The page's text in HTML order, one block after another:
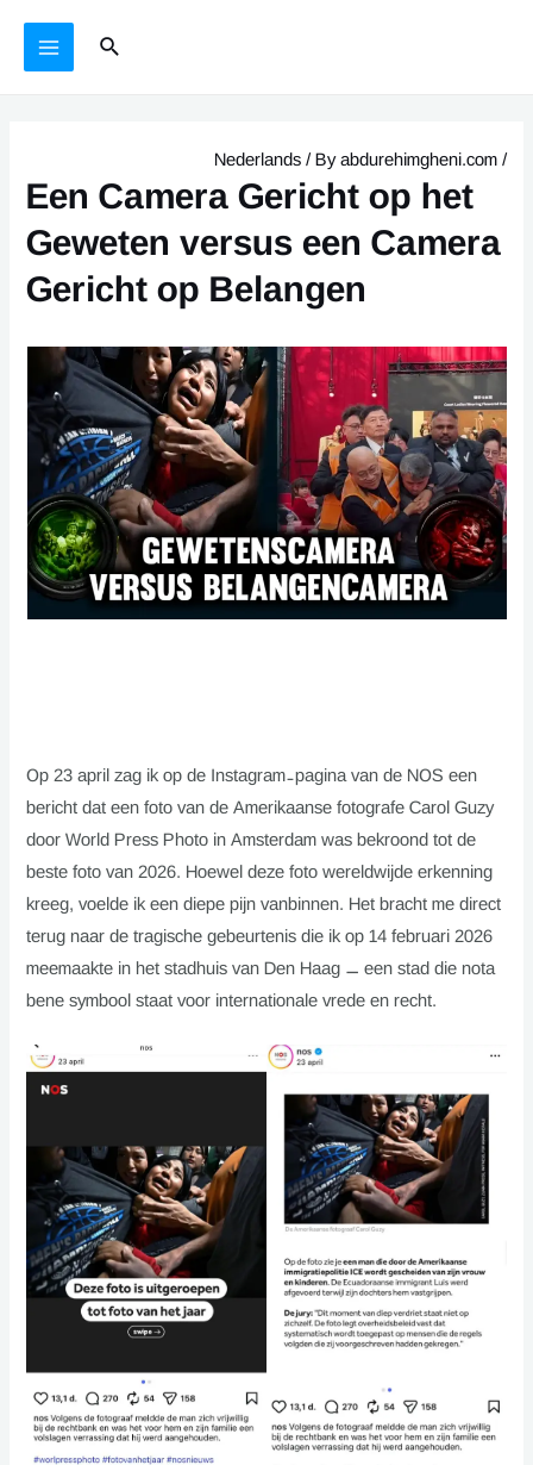
Search
/
Nederlands/ Byabdurehimgheni.com
Een Camera Gericht op het
Geweten versus een Camera
Gericht op Belangen
Op 23 april zag ik op de Instagram-pagina van de NOS een
bericht dat een foto van de Amerikaanse fotografe Carol Guzy
door World Press Photo in Amsterdam was bekroond tot de
beste foto van 2026. Hoewel deze foto wereldwijde erkenning
kreeg, voelde ik een diepe pijn vanbinnen. Het bracht me direct
terug naar de tragische gebeurtenis die ik op 14 februari 2026
meemaakte in het stadhuis van Den Haag — een stad die nota
bene symbool staat voor internationale vrede en recht.